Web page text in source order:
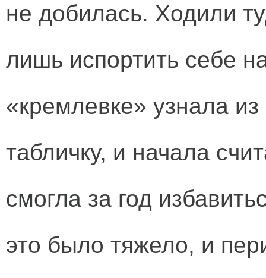
не добилась. Ходили
лишь испортить себе
«кремлевке» узнала
табличку, и начала
смогла за год
это было тяжело, и